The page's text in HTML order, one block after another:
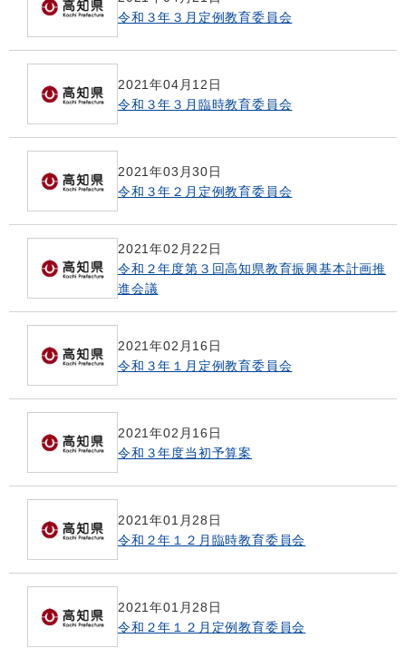
令和３年３月定例教育委員会
2021年04月12日
令和３年３月臨時教育委員会
2021年03月30日
令和３年２月定例教育委員会
2021年02月22日
令和２年度第３回高知県教育振興基本計画推
進会議
2021年02月16日
令和３年１月定例教育委員会
2021年02月16日
令和３年度当初予算案
2021年01月28日
令和２年１２月臨時教育委員会
2021年01月28日
令和２年１２月定例教育委員会